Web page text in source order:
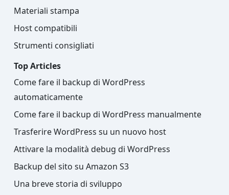
Materiali stampa
Host compatibili
Strumenti consigliati
Top Articles
Come fare il backup di WordPress
automaticamente
Come fare il backup di WordPress manualmente
Trasferire WordPress su un nuovo host
Attivare la modalità debug di WordPress
Backup del sito su Amazon S3
Una breve storia di sviluppo